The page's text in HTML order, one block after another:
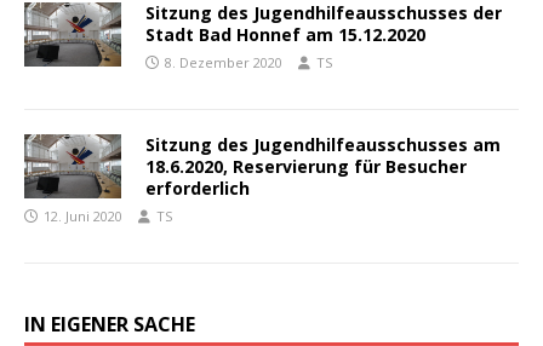
Sitzung des Jugendhilfeausschusses der
Stadt Bad Honnef am 15.12.2020
8. Dezember 2020 TS
Sitzung des Jugendhilfeausschusses am
18.6.2020, Reservierung für Besucher
erforderlich
12. Juni 2020 TS
IN EIGENER SACHE